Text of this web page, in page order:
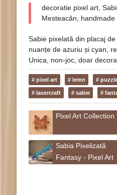
decoratie pixel art,
Mesteacăn, handmade
Sabie pixelată din placaj
nuanțe de azuriu și cyan,
Unica, non-joc, doar
# pixel art # lemn #
# lasercraft # sabie #
Pixel Art Collection
Sabia Pixelizată
Fantasy - Pixel Art